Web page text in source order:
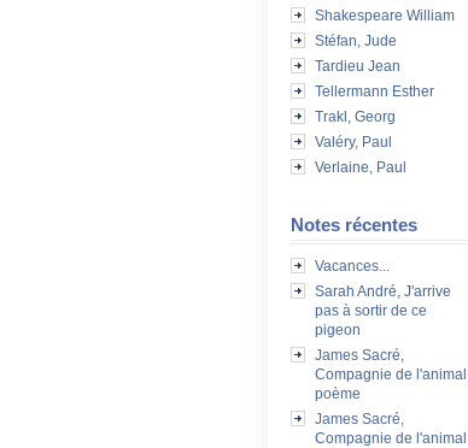
Shakespeare William
Stéfan, Jude
Tardieu Jean
Tellermann Esther
Trakl, Georg
Valéry, Paul
Verlaine, Paul
Notes récentes
Vacances...
Sarah André, J'arrive
pas à sortir de ce
pigeon
James Sacré,
Compagnie de l'animal
poème
James Sacré,
Compagnie de l'animal